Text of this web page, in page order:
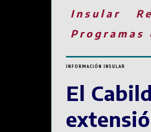
Insular
Programas
INFORMACIÓN INSULAR
El